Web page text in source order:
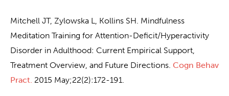
Mitchell JT, Zylowska L, Kollins SH. Mindfulness
Meditation Training for Attention-Deficit/Hyperactivity
Disorder in Adulthood: Current Empirical Support,
Treatment Overview, and Future Directions. Cogn Behav
Pract. 2015 May;22(2):172-191.